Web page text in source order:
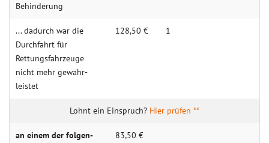
Behin­­derung
... dadurch war die
Durch­­fahrt für
Rettungs­­fahr­­zeuge
nicht mehr gewähr­­
leistet
128,50 € 1
Hier prüfen **
an einem der folgen­­
83,50 €